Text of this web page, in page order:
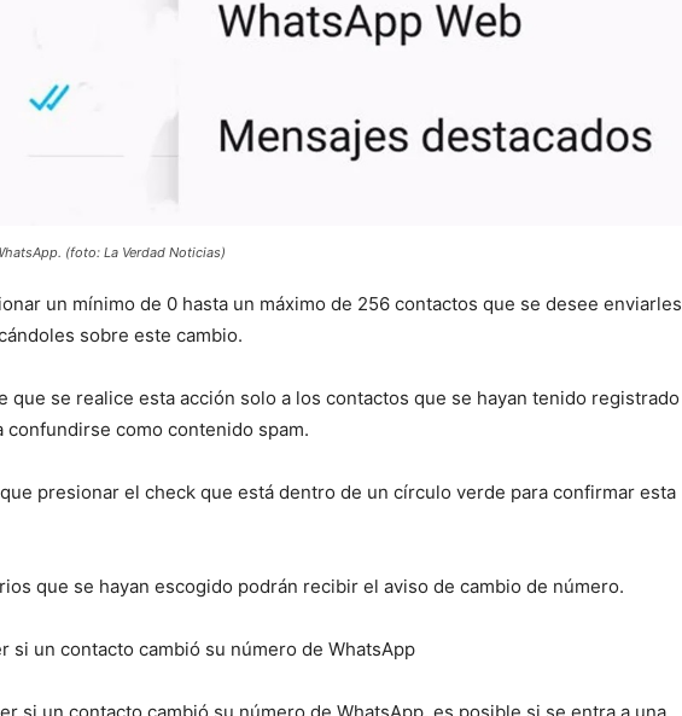
(foto: La Verdad Noticias)
un mínimo de 0 hasta un máximo de 256 contactos que se desee enviarles
sobre este cambio.
que se realice esta acción solo a los contactos que se hayan tenido registrado
confundirse como contenido spam.
presionar el check que está dentro de un círculo verde para confirmar esta
que se hayan escogido podrán recibir el aviso de cambio de número.
si un contacto cambió su número de WhatsApp